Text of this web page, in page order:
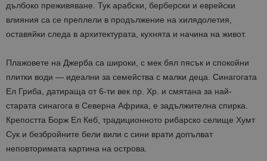
дълбоко преживяване. Тук арабски, берберски и еврейски
влияния са се преплели в продължение на хилядолетия,
оставяйки следа в архитектурата, кухнята и начина на живот.
Плажовете на Джерба са широки, с мек бял пясък и спокойни
плитки води — идеални за семейства с малки деца. Синагогата
Ел Гриба, датираща от 6-ти век пр. Хр. и смятана за най-
старата синагога в Северна Африка, е задължителна спирка.
Крепостта Борж Ел Кеб, традиционното рибарско селище Хумт
Сук и безбройните бели вили с сини врати допълват
неповторимата картина на острова.